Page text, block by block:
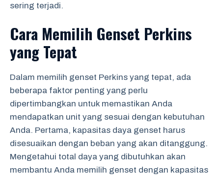
sering terjadi.
Cara Memilih Genset Perkins
yang Tepat
Dalam memilih genset Perkins yang tepat, ada
beberapa faktor penting yang perlu
dipertimbangkan untuk memastikan Anda
mendapatkan unit yang sesuai dengan kebutuhan
Anda. Pertama, kapasitas daya genset harus
disesuaikan dengan beban yang akan ditanggung.
Mengetahui total daya yang dibutuhkan akan
membantu Anda memilih genset dengan kapasitas